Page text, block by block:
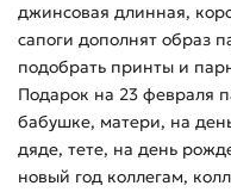
джинсовая длинная,
сапоги дополнят образ
подобрать принты и
Подарок на 23 февраля
бабушке, матери, на
дяде, тете, на день
новый год коллегам,